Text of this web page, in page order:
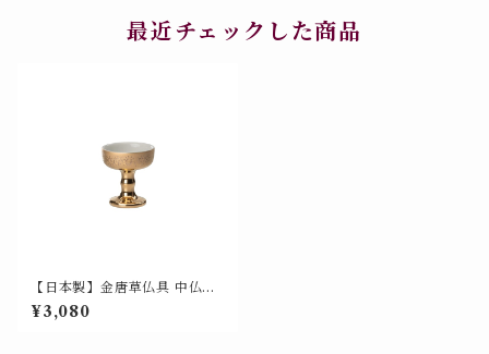
最近チェックした商品
【日本製】金唐草仏具 中仏器
（仏飯器・中）美濃焼 山源謹
製 700-015
¥3,080